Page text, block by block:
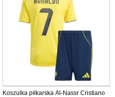
Koszulka piłkarska Al-Nassr Cristiano